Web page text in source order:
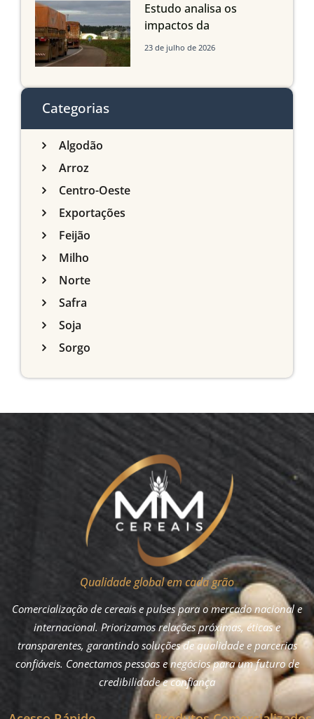
Estudo analisa os
impactos da
infraestrutura logística
do Sul
23 de julho de 2026
Categorias
Algodão
Arroz
Centro-Oeste
Exportações
Feijão
Milho
Norte
Safra
Soja
Sorgo
Qualidade global em cada grão
Comercialização de cereais e pulses para o mercado nacional e
internacional. Priorizamos relações próximas, éticas e
transparentes, garantindo soluções de qualidade e parcerias
confiáveis. Conectamos pessoas e negócios para um futuro de
credibilidade e confiança